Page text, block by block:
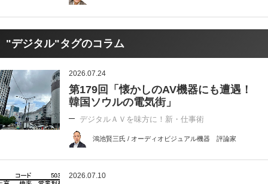
"デジタル"タグのコラム
2026.07.24
第179回「懐かしのAV機器にも遭遇！
韓国ソウルの電気街」
デジタルＡＶを味方に！新・仕事術
鴻池賢三氏 / オーディオビジュアル機器 評論家
2026.07.10